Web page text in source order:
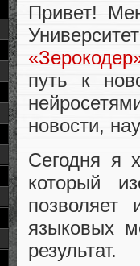
Привет!
путь к
новости,
Сегодня я
который
позволяет
языковых
результат.